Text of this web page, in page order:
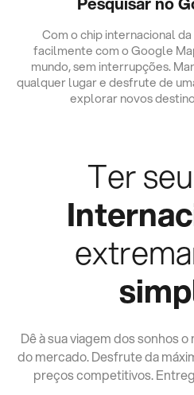
Com o chip internacional
facilmente com o Google
mundo, sem interrupções.
qualquer lugar e desfrute de
explorar novos
Ter seu
Dê à sua viagem dos sonhos
do mercado. Desfrute da
preços competitivos.